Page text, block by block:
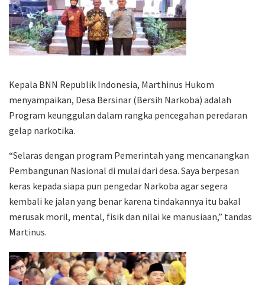
Kepala BNN Republik Indonesia, Marthinus Hukom
menyampaikan, Desa Bersinar (Bersih Narkoba) adalah
Program keunggulan dalam rangka pencegahan peredaran
gelap narkotika.
“Selaras dengan program Pemerintah yang mencanangkan
Pembangunan Nasional di mulai dari desa. Saya berpesan
keras kepada siapa pun pengedar Narkoba agar segera
kembali ke jalan yang benar karena tindakannya itu bakal
merusak moril, mental, fisik dan nilai ke manusiaan,” tandas
Martinus.